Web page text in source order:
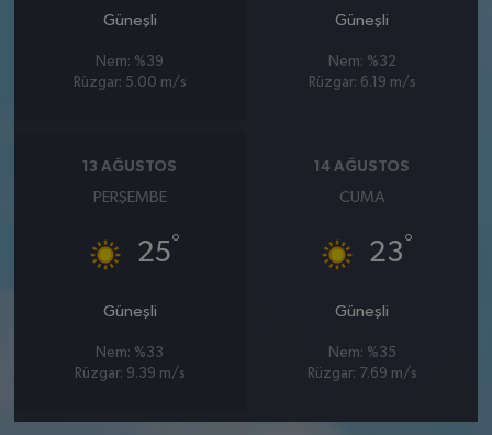
Güneşli
Nem: %39
Rüzgar: 5.00 m/s
Güneşli
Nem: %32
Rüzgar: 6.19 m/s
13 AĞUSTOS
PERŞEMBE
25°
Güneşli
Nem: %33
Rüzgar: 9.39 m/s
14 AĞUSTOS
CUMA
23°
Güneşli
Nem: %35
Rüzgar: 7.69 m/s